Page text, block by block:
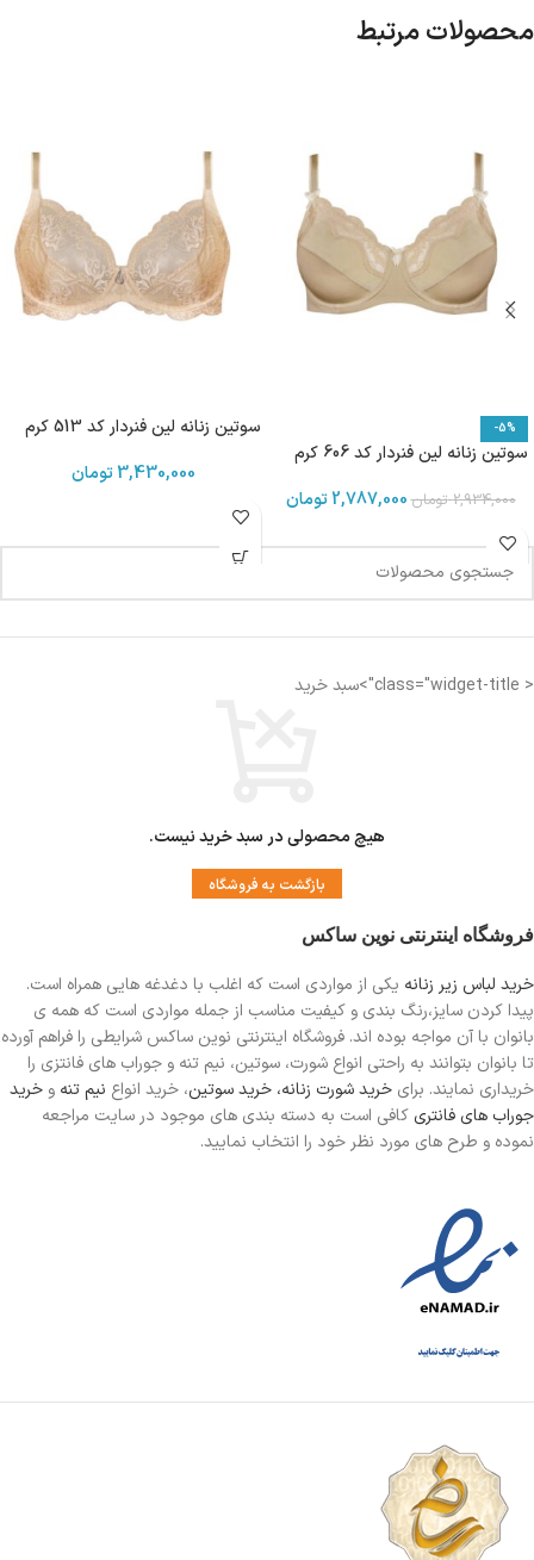
محصولات مرتبط
-5%
سوتین زنانه لین فنردار کد 606 کرم
2,934,000 تومان2,787,000 تومان
سوتین زنانه لین فنردار کد 513 کرم
3,430,000تومان
< class="widget-title">سبد خرید
هیچ محصولی در سبد خرید نیست.
بازگشت به فروشگاه
فروشگاه اینترنتی نوین ساکس
خرید لباس زیر زنانه یکی از مواردی است که اغلب با دغدغه هایی همراه است.
پیدا کردن سایز،رنگ بندی و کیفیت مناسب از جمله مواردی است که همه ی
بانوان با آن مواجه بوده اند. فروشگاه اینترنتی نوین ساکس شرایطی را فراهم آورده
تا بانوان بتوانند به راحتی انواع شورت، سوتین، نیم تنه و جوراب های فانتزی را
خریداری نمایند. برای خرید شورت زنانه، خرید سوتین، خرید انواع نیم تنه و خرید
جوراب های فانتری کافی است به دسته بندی های موجود در سایت مراجعه
نموده و طرح های مورد نظر خود را انتخاب نمایید.